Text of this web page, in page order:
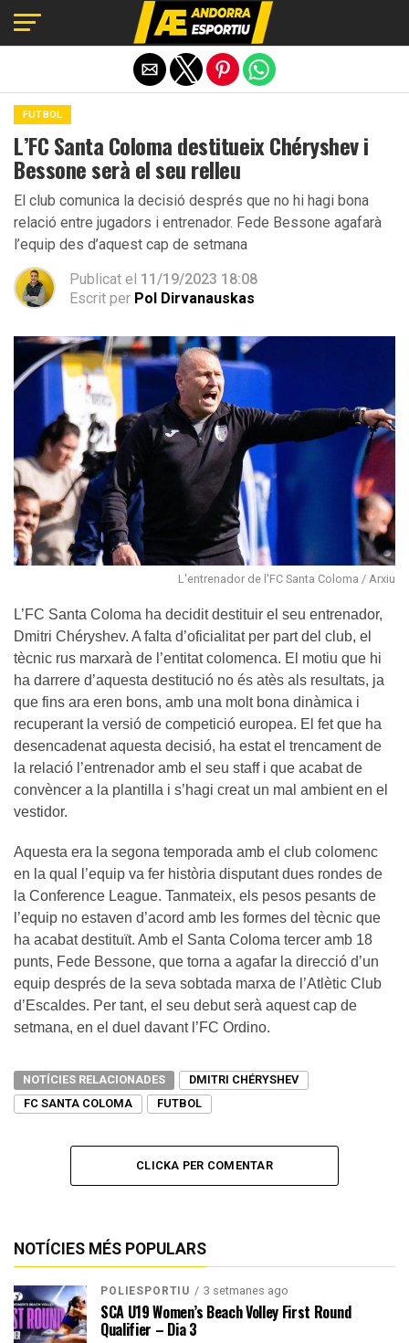
FUTBOL
L’FC Santa Coloma destitueix Chéryshev i
Bessone serà el seu relleu
El club comunica la decisió després que no hi hagi bona
relació entre jugadors i entrenador. Fede Bessone agafarà
l’equip des d’aquest cap de setmana
Publicat el 11/19/2023 18:08
Escrit per Pol Dirvanauskas
L'entrenador de l'FC Santa Coloma / Arxiu
L’FC Santa Coloma ha decidit destituir el seu entrenador,
Dmitri Chéryshev. A falta d’oficialitat per part del club, el
tècnic rus marxarà de l’entitat colomenca. El motiu que hi
ha darrere d’aquesta destitució no és atès als resultats, ja
que fins ara eren bons, amb una molt bona dinàmica i
recuperant la versió de competició europea. El fet que ha
desencadenat aquesta decisió, ha estat el trencament de
la relació l’entrenador amb el seu staff i que acabat de
convèncer a la plantilla i s’hagi creat un mal ambient en el
vestidor.
Aquesta era la segona temporada amb el club colomenc
en la qual l’equip va fer història disputant dues rondes de
la Conference League. Tanmateix, els pesos pesants de
l’equip no estaven d’acord amb les formes del tècnic que
ha acabat destituït. Amb el Santa Coloma tercer amb 18
punts, Fede Bessone, que torna a agafar la direcció d’un
equip després de la seva sobtada marxa de l’Atlètic Club
d’Escaldes. Per tant, el seu debut serà aquest cap de
setmana, en el duel davant l’FC Ordino.
NOTÍCIES RELACIONADES
DMITRI CHÉRYSHEV
FC SANTA COLOMA
FUTBOL
CLICKA PER COMENTAR
NOTÍCIES MÉS POPULARS
POLIESPORTIU 3 setmanes ago
SCA U19 Women’s Beach Volley First Round
Qualifier – Dia 3
Exit mobile version